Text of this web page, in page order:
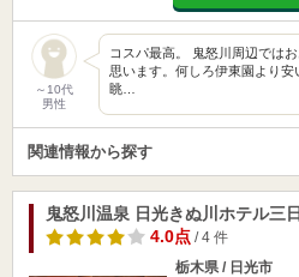
～10代
男性
コスパ最高。 鬼怒川周辺では
思います。何しろ伊東園より
眺…
関連情報から探す
鬼怒川温泉 日光きぬ川ホテル三
4.0点/ 4 件
栃木県 / 日光市